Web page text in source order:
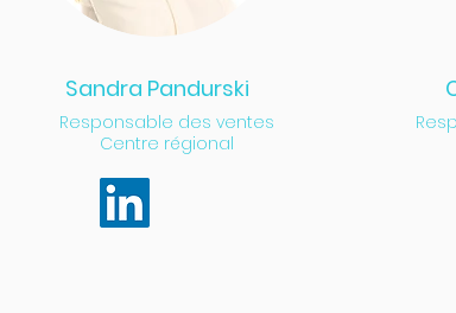
Sandra Pandurski
Responsable des ventes
Centre régional